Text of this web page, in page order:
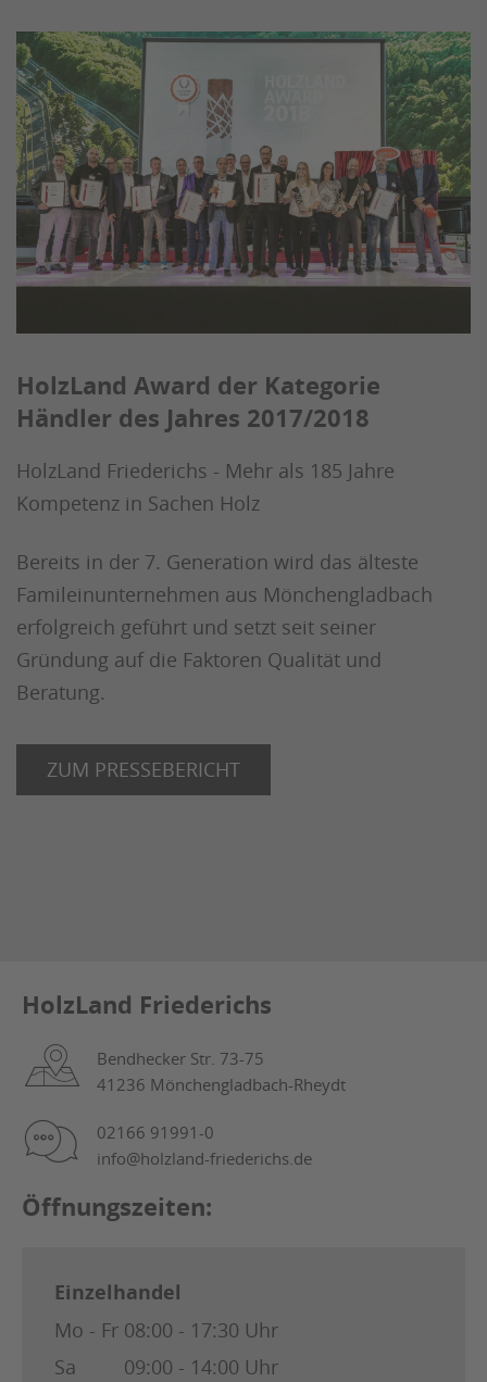
HolzLand Award der Kategorie
Händler des Jahres 2017/2018
HolzLand Friederichs - Mehr als 185 Jahre
Kompetenz in Sachen Holz
Bereits in der 7. Generation wird das älteste
Famileinunternehmen aus Mönchengladbach
erfolgreich geführt und setzt seit seiner
Gründung auf die Faktoren Qualität und
Beratung.
ZUM PRESSEBERICHT
HolzLand Friederichs
Bendhecker Str. 73-75
41236 Mönchengladbach-Rheydt
02166 91991-0
info@holzland-friederichs.de
Öffnungszeiten:
Einzelhandel
Mo - Fr 08:00 - 17:30 Uhr
Sa
09:00 - 14:00 Uhr